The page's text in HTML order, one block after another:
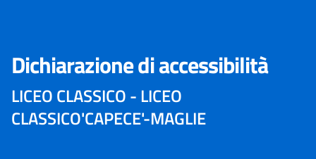
Dichiarazione di accessibilità
LICEO CLASSICO - LICEO
CLASSICO'CAPECE'-MAGLIE